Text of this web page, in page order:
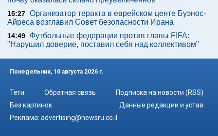
15:27 Организатор теракта в еврейском центе Буэнос-
Айреса возглавил Совет безопасности Ирана
14:49
Футбольные федерации против главы FIFA:
"Нарушил доверие, поставил себя над коллективом"
Понедельник, 10 августа 2026 г.
Теги Обратная связь
Подписка на новости (RSS)
Без картинок
Данные редакции и устав
Реклама: advertising@newsru.co.il